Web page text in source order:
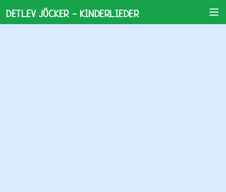
DETLEV JÖCKER - KINDERLIEDER